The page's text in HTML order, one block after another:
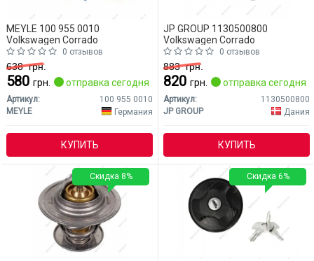
MEYLE 100 955 0010
Volkswagen Corrado
0 отзывов
638грн.
580 грн. отправка сегодня
Артикул:
100 955 0010
MEYLE
Германия
КУПИТЬ
JP GROUP 1130500800
Volkswagen Corrado
0 отзывов
883грн.
820 грн. отправка сегодня
Артикул:
1130500800
JP GROUP
Дания
КУПИТЬ
Скидка 8% Скидка 6%